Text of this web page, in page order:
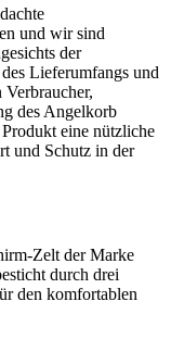
und wir sind
der
Lieferumfangs und
des Angelkorb
eine nützliche
und Schutz in der
Zelt der Marke
durch drei
den komfortablen